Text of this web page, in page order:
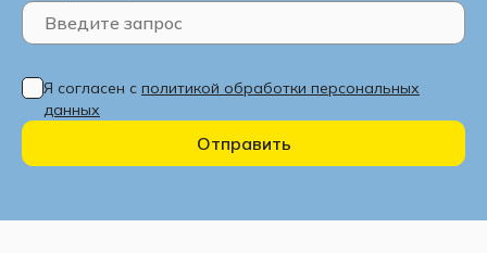
Я согласен с политикой обработки персональных
данных
Отправить